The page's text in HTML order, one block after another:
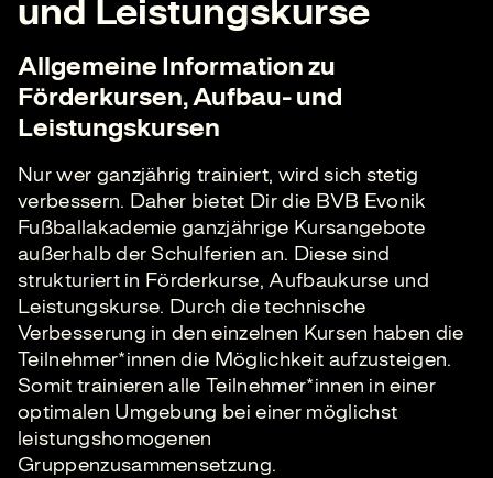
und Leistungskurse
Allgemeine Information zu
Förderkursen, Aufbau- und
Leistungskursen
Nur wer ganzjährig trainiert, wird sich stetig
verbessern. Daher bietet Dir die BVB Evonik
Fußballakademie ganzjährige Kursangebote
außerhalb der Schulferien an. Diese sind
strukturiert in Förderkurse, Aufbaukurse und
Leistungskurse. Durch die technische
Verbesserung in den einzelnen Kursen haben die
Teilnehmer*innen die Möglichkeit aufzusteigen.
Somit trainieren alle Teilnehmer*innen in einer
optimalen Umgebung bei einer möglichst
leistungshomogenen
Gruppenzusammensetzung.